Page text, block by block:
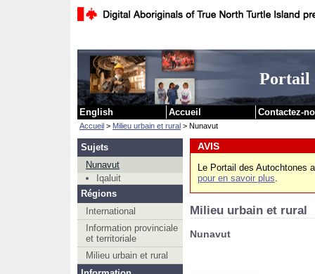
Portail
English Accueil Contactez-
Accueil > Milieu urbain et rural > Nunavut
Sujets
Nunavut
Iqaluit
Régions
International
Information provinciale
et territoriale
Milieu urbain et rural
AVIS
Le Portail des Autochtones
pour en savoir plus.
Milieu urbain et rural
Nunavut